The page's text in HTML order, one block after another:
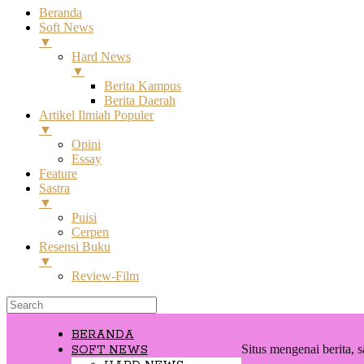
Beranda
Soft News
▼
Hard News
▼
Berita Kampus
Berita Daerah
Artikel Ilmiah Populer
▼
Opini
Essay
Feature
Sastra
▼
Puisi
Cerpen
Resensi Buku
▼
Review-Film
BERANDA
SOFT NEWS
Situs mengenai berita,